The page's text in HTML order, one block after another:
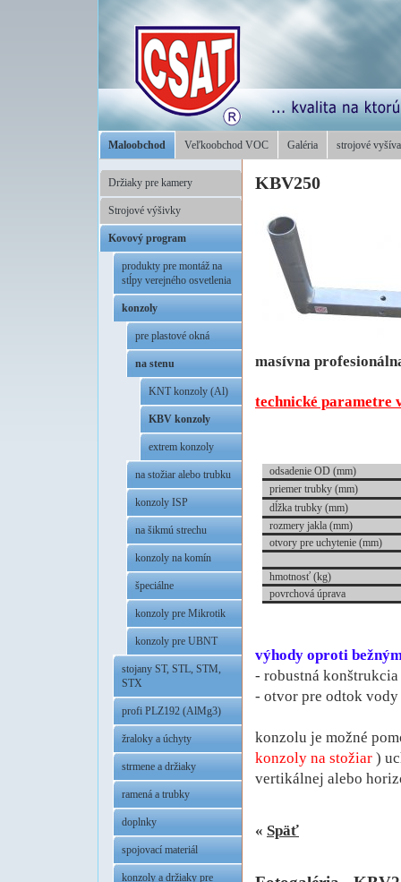
Maloobchod Veľkoobchod VOC Galéria strojové
Držiaky pre kamery
Strojové výšivky
Kovový program
produkty pre montáž na
stĺpy verejného osvetlenia
konzoly
pre plastové okná
na stenu
KNT konzoly (Al)
KBV konzoly
extrem konzoly
na stožiar alebo trubku
konzoly ISP
na šikmú strechu
konzoly na komín
špeciálne
konzoly pre Mikrotik
konzoly pre UBNT
stojany ST, STL, STM,
STX
profi PLZ192 (AlMg3)
žraloky a úchyty
strmene a držiaky
ramená a trubky
doplnky
spojovací materiál
konzoly a držiaky pre
KBV250
masívna
technické parametre
odsadenie OD (mm)
priemer trubky (mm)
dĺžka trubky (mm)
rozmery jakla(mm)
otvory pre uchytenie (mm)
hmotnosť (kg)
povrchová úprava
výhody oproti
- robustná konštrukcia
- otvor pre odtok
konzolu je možné
konzoly na stožiar )
vertikálnej alebo
« Späť